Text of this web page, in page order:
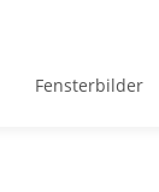
Fensterbilder